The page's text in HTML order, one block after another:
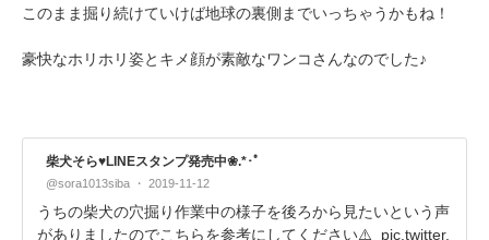
このまま掘り続けていけば地球の裏側までいっちゃうかもね！
豪快なホリホリ姿とキメ顔が素敵なワンコさんなのでした♪
柴犬そら♥︎LINEスタンプ発売中❀.*･ﾟ
@sora1013siba 2019-11-12
うちの柴犬の穴掘り作業中の様子を後ろから見たいという声
がありましたのでこちらを参考にしてください⚠️
pic.twitter.